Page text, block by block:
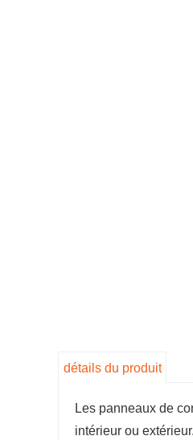
détails du produit
Les panneaux de
intérieur ou